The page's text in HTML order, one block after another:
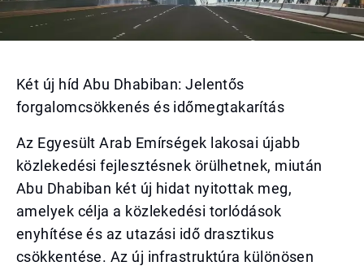
Két új híd Abu Dhabiban: Jelentős
forgalomcsökkenés és időmegtakarítás
Az Egyesült Arab Emírségek lakosai újabb
közlekedési fejlesztésnek örülhetnek, miután
Abu Dhabiban két új hidat nyitottak meg,
amelyek célja a közlekedési torlódások
enyhítése és az utazási idő drasztikus
csökkentése. Az új infrastruktúra különösen